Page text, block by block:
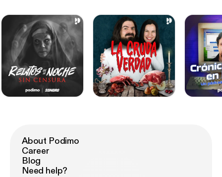
About Podimo
Career
Blog
Need help?